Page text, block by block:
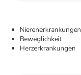
Nierenerkrankungen
Beweglichkeit
Herzerkrankungen